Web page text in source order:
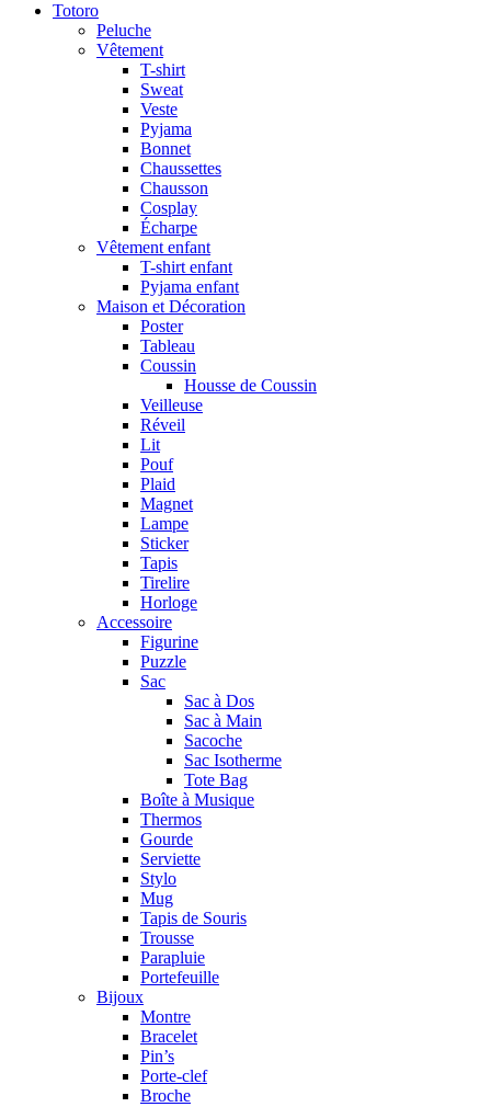
Totoro
Peluche
Vêtement
T-shirt
Sweat
Veste
Pyjama
Bonnet
Chaussettes
Chausson
Cosplay
Écharpe
Vêtement enfant
T-shirt enfant
Pyjama enfant
Maison et Décoration
Poster
Tableau
Coussin
Housse de Coussin
Veilleuse
Réveil
Lit
Pouf
Plaid
Magnet
Lampe
Sticker
Tapis
Tirelire
Horloge
Accessoire
Figurine
Puzzle
Sac
Sac à Dos
Sac à Main
Sacoche
Sac Isotherme
Tote Bag
Boîte à Musique
Thermos
Gourde
Serviette
Stylo
Mug
Tapis de Souris
Trousse
Parapluie
Portefeuille
Bijoux
Montre
Bracelet
Pin’s
Porte-clef
Broche